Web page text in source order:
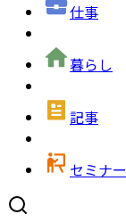
仕事
暮らし
記事
セミナー